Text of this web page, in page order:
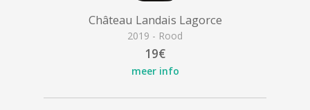
Château Landais Lagorce
2019 - Rood
19€
meer info